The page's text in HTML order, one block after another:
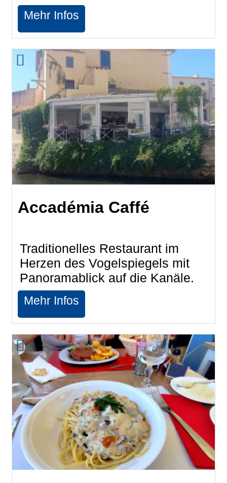
Mehr Infos
Accadémia Caffé
Traditionelles Restaurant im
Herzen des Vogelspiegels mit
Panoramablick auf die Kanäle.
Mehr Infos